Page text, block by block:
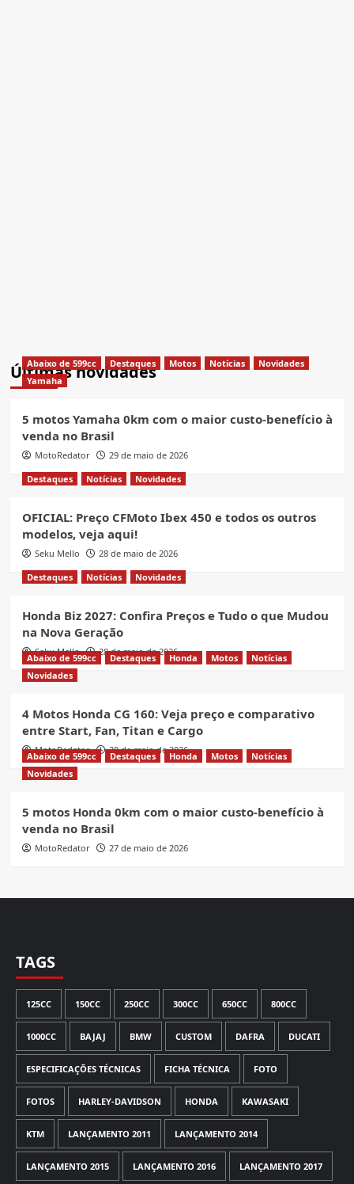
Últimas novidades
Abaixo de 599cc Destaques Motos Notícias
Novidades
Yamaha
5 motos Yamaha 0km com o maior custo-benefício à
venda no Brasil
MotoRedator
29 de maio de 2026
Destaques
Notícias Novidades
OFICIAL: Preço CFMoto Ibex 450 e todos os outros
modelos, veja aqui!
Seku Mello
28 de maio de 2026
Destaques
Notícias Novidades
Honda Biz 2027: Confira Preços e Tudo o que Mudou
na Nova Geração
Seku Mello 28 de maio de 2026
Abaixo de 599cc Destaques Honda Motos
Notícias
Novidades
4 Motos Honda CG 160: Veja preço e comparativo
entre Start, Fan, Titan e Cargo
MotoRedator 28 de maio de 2026
Abaixo de 599cc Destaques Honda Motos
Notícias
Novidades
5 motos Honda 0km com o maior custo-benefício à
venda no Brasil
MotoRedator 27 de maio de 2026
TAGS
125CC 150CC 250CC 300CC 650CC 800CC
1000CC BAJAJ BMW CUSTOM DAFRA DUCATI
ESPECIFICAÇÕES TÉCNICAS FICHA TÉCNICA FOTO
FOTOS HARLEY-DAVIDSON HONDA KAWASAKI
KTM LANÇAMENTO 2011 LANÇAMENTO 2014
LANÇAMENTO 2015 LANÇAMENTO 2016 LANÇAMENTO 2017